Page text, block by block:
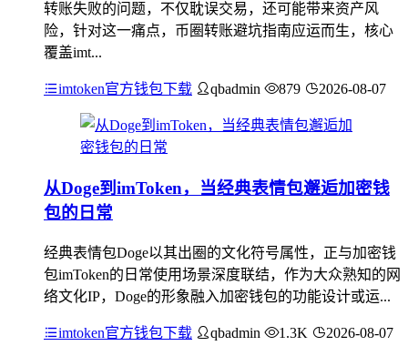
转账失败的问题，不仅耽误交易，还可能带来资产风
险，针对这一痛点，币圈转账避坑指南应运而生，核心
覆盖imt...
imtoken官方钱包下载 qbadmin 879 2026-08-07
从Doge到imToken，当经典表情包邂逅加密钱
包的日常
经典表情包Doge以其出圈的文化符号属性，正与加密钱
包imToken的日常使用场景深度联结，作为大众熟知的网
络文化IP，Doge的形象融入加密钱包的功能设计或运...
imtoken官方钱包下载 qbadmin 1.3K 2026-08-07